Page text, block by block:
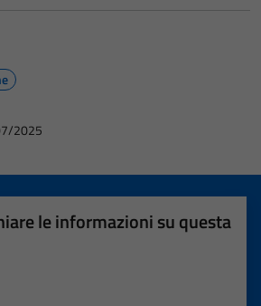
2025
le informazioni su questa